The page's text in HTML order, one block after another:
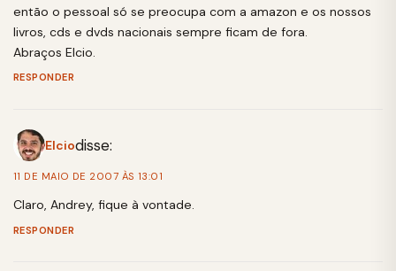
então o pessoal só se preocupa com a amazon e os nossos
livros, cds e dvds nacionais sempre ficam de fora.
Abraços Elcio.
RESPONDER
Elciodisse:
11 DE MAIO DE 2007 ÀS 13:01
Claro, Andrey, fique à vontade.
RESPONDER